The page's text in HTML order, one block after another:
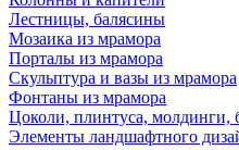
Лестницы, балясины
Мозаика из мрамора
Порталы из мрамора
Скульптура и вазы из мрамора
Фонтаны из мрамора
Цоколи, плинтуса, молдинги,
Элементы ландшафтного